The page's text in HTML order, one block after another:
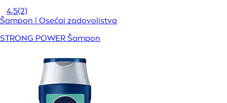
4,5(2)
Šampon | Osećaj zadovoljstva
STRONG POWER Šampon